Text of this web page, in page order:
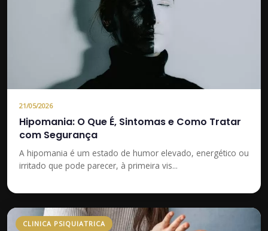
21/05/2026
Hipomania: O Que É, Sintomas e Como Tratar
com Segurança
A hipomania é um estado de humor elevado, energético ou
irritado que pode parecer, à primeira vis...
CLINICA PSIQUIATRICA